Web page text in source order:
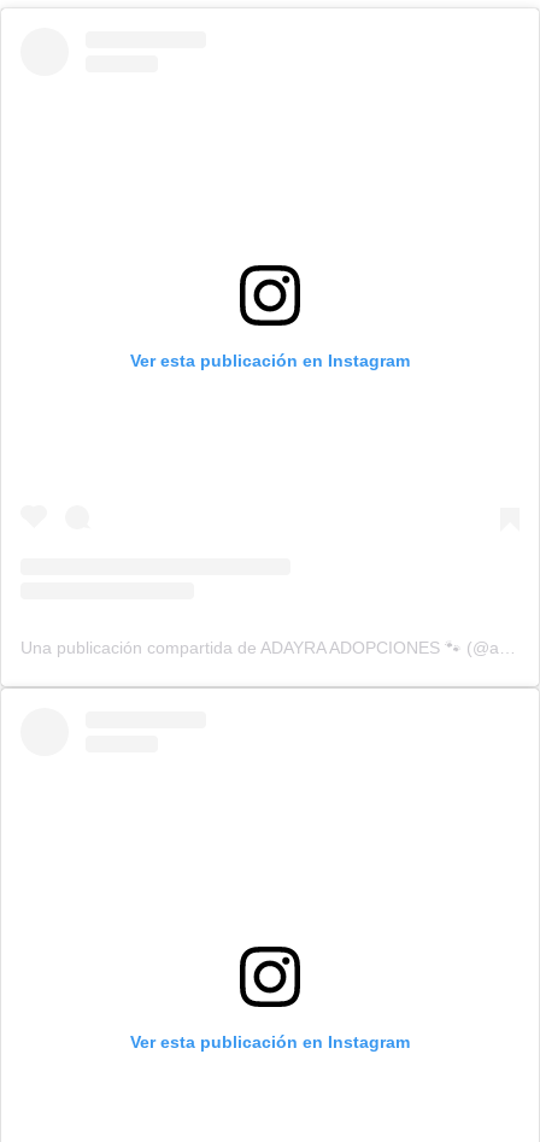
Ver esta publicación en Instagram
Una publicación compartida de ADAYRA ADOPCIONES 🐾 (@adayra_adopciones)
Ver esta publicación en Instagram